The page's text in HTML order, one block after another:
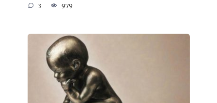
3 979